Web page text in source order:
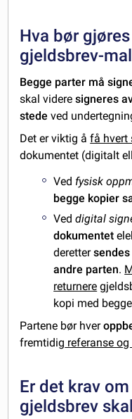
Hva bør
gjeldsbrev-
Begge parter må
skal videresigneres
stede ved
Det er viktig åfå hvert
dokumentet (digitalt
Ved fysisk
begge kopier
Veddigital
dokumentet
derettersendes
andre parten.
returnere
kopi med
Partene bør hver
fremtidig referanse
Er det krav
gjeldsbrev